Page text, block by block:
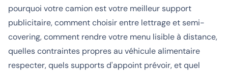
pourquoi votre camion est votre meilleur support
publicitaire, comment choisir entre lettrage et semi-
covering, comment rendre votre menu lisible à distance,
quelles contraintes propres au véhicule alimentaire
respecter, quels supports d'appoint prévoir, et quel